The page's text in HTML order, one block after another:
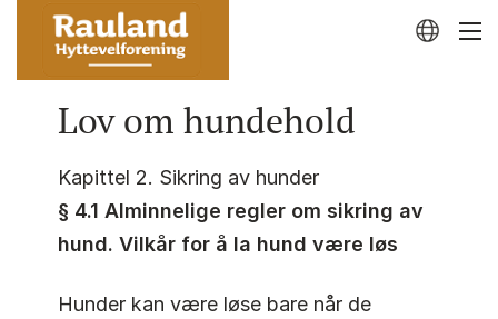
Lov om hundehold
Kapittel 2. Sikring av hunder
§ 4.1 Alminnelige regler om sikring av
hund. Vilkår for å la hund være løs
Hunder kan være løse bare når de